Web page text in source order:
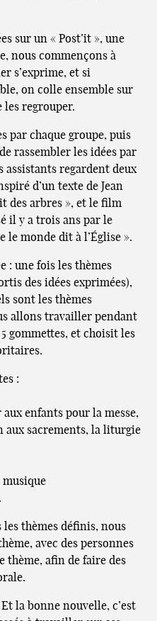
sur un « Post’it », une
nous commençons à
s’exprime, et si
on colle ensemble sur
les regrouper.
par chaque groupe, puis
rassembler les idées par
assistants regardent deux
d’un texte de Jean
des arbres », et le film
il y a trois ans par le
le monde dit à l’Église ».
: une fois les thèmes
des idées exprimées),
sont les thèmes
allons travailler pendant
gommettes, et choisit les
:
enfants pour la messe,
aux sacrements, la liturgie
musique
les thèmes définis, nous
avec des personnes
thème, afin de faire des
la bonne nouvelle, c’est